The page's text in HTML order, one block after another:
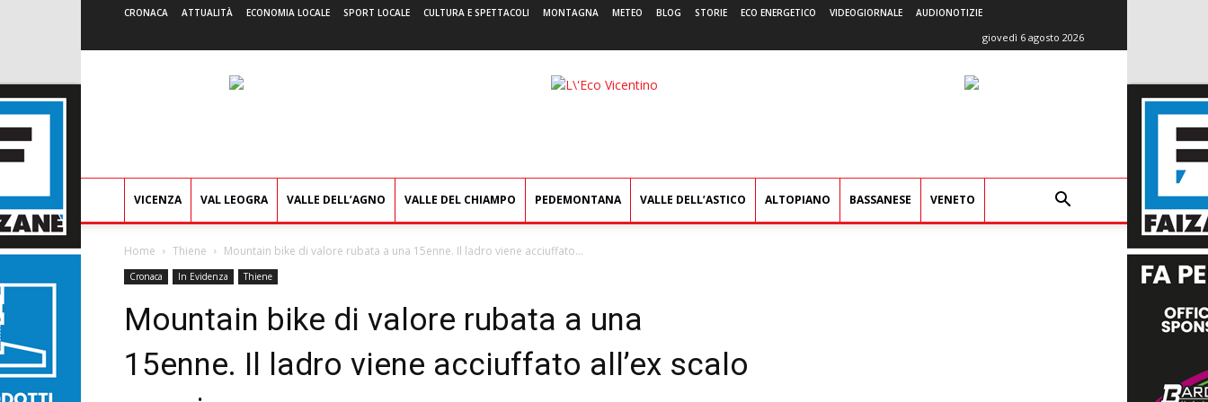
CRONACA ATTUALITÀ ECONOMIA LOCALE SPORT LOCALE CULTURA E SPETTACOLI MONTAGNA METEO BLOG STORIE ECO ENERGETICO VIDEOGIORNALE AUDIONOTIZIE
giovedì 6 agosto 2026
L'Eco
VICENZA VAL LEOGRA VALLE DELL’AGNO VALLE DEL CHIAMPO PEDEMONTANA VALLE DELL’ASTICO ALTOPIANO BASSANESE VENETO
Home Thiene Mountain bike di valore rubata a una 15enne. Il ladro viene acciuffato...
Cronaca In Evidenza Thiene
Mountain bike di valore rubata a una
15enne. Il ladro viene acciuffato all’ex scalo